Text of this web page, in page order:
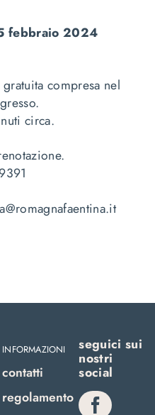
febbraio 2024
compresa nel
circa.
INFORMAZIONI
contatti
regolamento
seguici sui
nostri
social